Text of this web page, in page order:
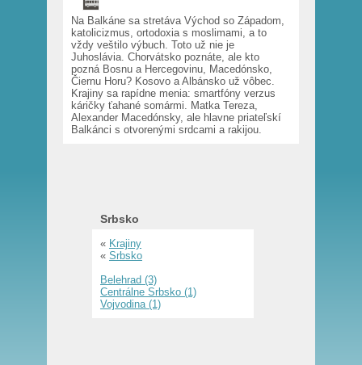
Na Balkáne sa stretáva Východ so Západom,
katolicizmus, ortodoxia s moslimami, a to
vždy veštilo výbuch. Toto už nie je
Juhoslávia. Chorvátsko poznáte, ale kto
pozná Bosnu a Hercegovinu, Macedónsko,
Čiernu Horu? Kosovo a Albánsko už vôbec.
Krajiny sa rapídne menia: smartfóny verzus
káričky ťahané somármi. Matka Tereza,
Alexander Macedónsky, ale hlavne priateľskí
Balkánci s otvorenými srdcami a rakijou.
Srbsko
« Krajiny
« Srbsko
Belehrad (3)
Centrálne Srbsko (1)
Vojvodina (1)